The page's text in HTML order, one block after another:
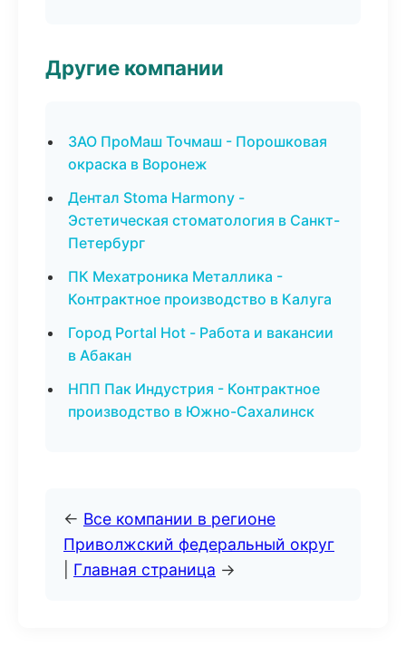
Другие компании
ЗАО ПроМаш Точмаш - Порошковая
окраска в Воронеж
Дентал Stoma Harmony -
Эстетическая стоматология в Санкт-
Петербург
ПК Мехатроника Металлика -
Контрактное производство в Калуга
Город Portal Hot - Работа и вакансии
в Абакан
НПП Пак Индустрия - Контрактное
производство в Южно-Сахалинск
← Все компании в регионе
Приволжский федеральный округ
Главная страница →